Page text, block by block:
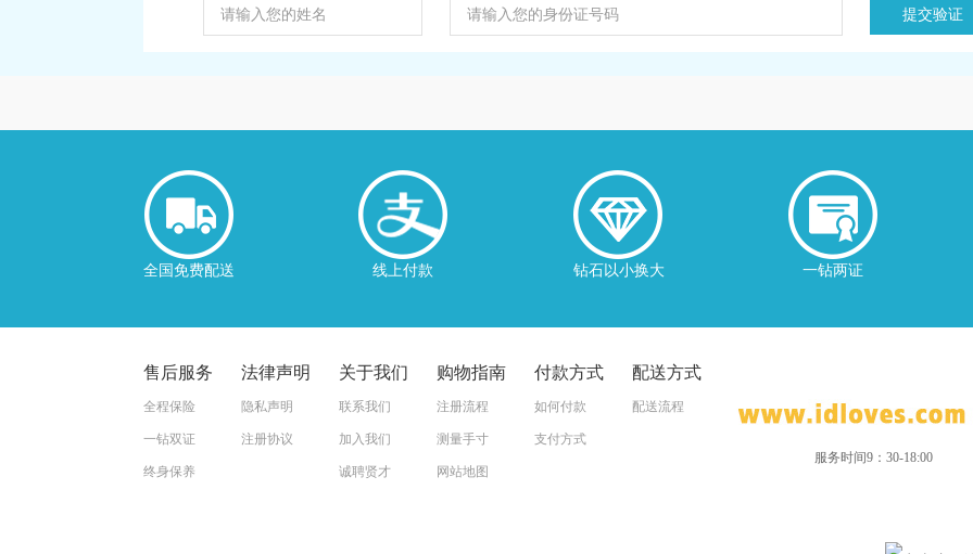
全国免费配送 线上付款 钻石以小换大 一钻两证
售后服务
全程保险
一钻双证
终身保养
法律声明
隐私声明
注册协议
关于我们
联系我们
加入我们
诚聘贤才
购物指南
注册流程
测量手寸
网站地图
付款方式
如何付款
支付方式
配送方式
配送流程
服务时间9：30-18:00